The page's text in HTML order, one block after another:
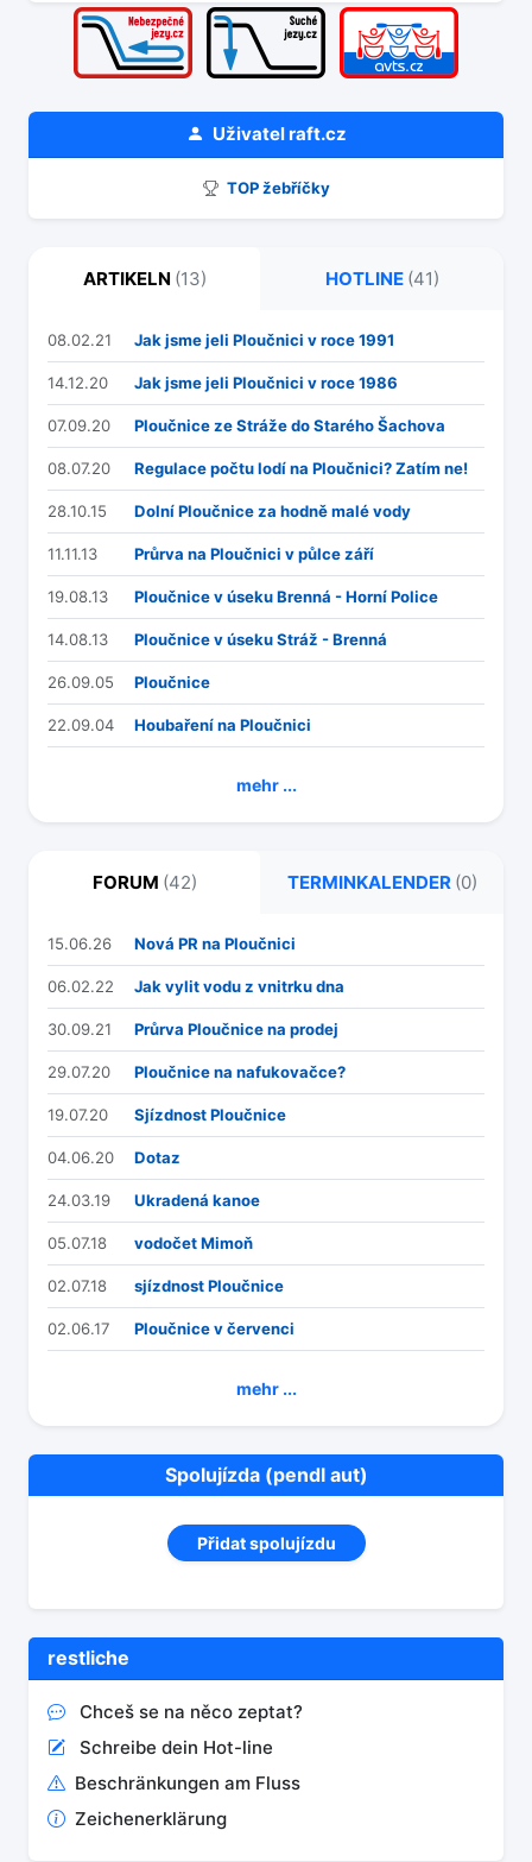
Uživatelraft.cz
TOP žebříčky
ARTIKELN (13) HOTLINE (41)
08.02.21 Jak jsme jeli Ploučnici v roce 1991
14.12.20 Jak jsme jeli Ploučnici v roce 1986
07.09.20 Ploučnice ze Stráže do Starého Šachova
08.07.20 Regulace počtu lodí na Ploučnici? Zatím ne!
28.10.15 Dolní Ploučnice za hodně malé vody
11.11.13 Průrva na Ploučnici v půlce září
19.08.13 Ploučnice v úseku Brenná - Horní Police
14.08.13 Ploučnice v úseku Stráž - Brenná
26.09.05 Ploučnice
22.09.04 Houbaření na Ploučnici
mehr ...
FORUM (42) TERMINKALENDER (0)
15.06.26 Nová PR na Ploučnici
06.02.22 Jak vylit vodu z vnitrku dna
30.09.21 Průrva Ploučnice na prodej
29.07.20 Ploučnice na nafukovačce?
19.07.20 Sjízdnost Ploučnice
04.06.20 Dotaz
24.03.19 Ukradená kanoe
05.07.18 vodočet Mimoň
02.07.18 sjízdnost Ploučnice
02.06.17 Ploučnice v červenci
mehr ...
Spolujízda (pendl aut)
Přidat spolujízdu
restliche
Chceš se na něco zeptat?
Schreibe dein Hot-line
Beschränkungen am Fluss
Zeichenerklärung